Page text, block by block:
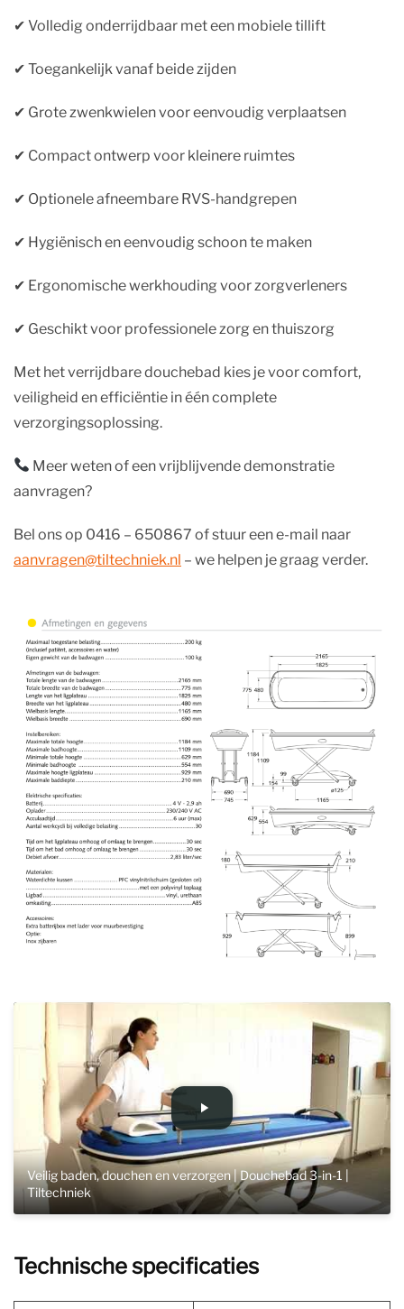
✔︎ Volledig onderrijdbaar met een mobiele tillift
✔︎ Toegankelijk vanaf beide zijden
✔︎ Grote zwenkwielen voor eenvoudig verplaatsen
✔︎ Compact ontwerp voor kleinere ruimtes
✔︎ Optionele afneembare RVS-handgrepen
✔︎ Hygiënisch en eenvoudig schoon te maken
✔︎ Ergonomische werkhouding voor zorgverleners
✔︎ Geschikt voor professionele zorg en thuiszorg
Met het verrijdbare douchebad kies je voor comfort,
veiligheid en efficiëntie in één complete
verzorgingsoplossing.
Meer weten of een vrijblijvende demonstratie
aanvragen?
Bel ons op 0416 – 650867 of stuur een e-mail naar
aanvragen@tiltechniek.nl – we helpen je graag verder.
Veilig baden, douchen en verzorgen | Douchebad 3-in-1 |
Tiltechniek
Technische specificaties